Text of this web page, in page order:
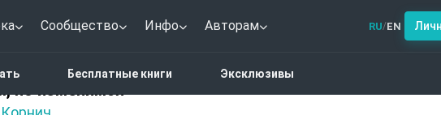
Сообщество Инфо Авторам RU/EN
Бесплатные книги Эксклюзивы
но изменимся